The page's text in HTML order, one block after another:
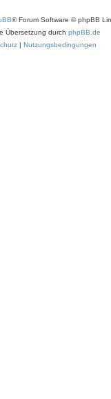
® Forum Software © phpBB
Übersetzung durch phpBB.de
| Nutzungsbedingungen